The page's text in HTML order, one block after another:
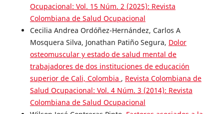
Ocupacional: Vol. 15 Núm. 2 (2025): Revista
Colombiana de Salud Ocupacional
Cecilia Andrea Ordóñez-Hernández, Carlos A
Mosquera Silva, Jonathan Patiño Segura, Dolor
osteomuscular y estado de salud mental de
trabajadores de dos instituciones de educación
superior de Cali, Colombia , Revista Colombiana de
Salud Ocupacional: Vol. 4 Núm. 3 (2014): Revista
Colombiana de Salud Ocupacional